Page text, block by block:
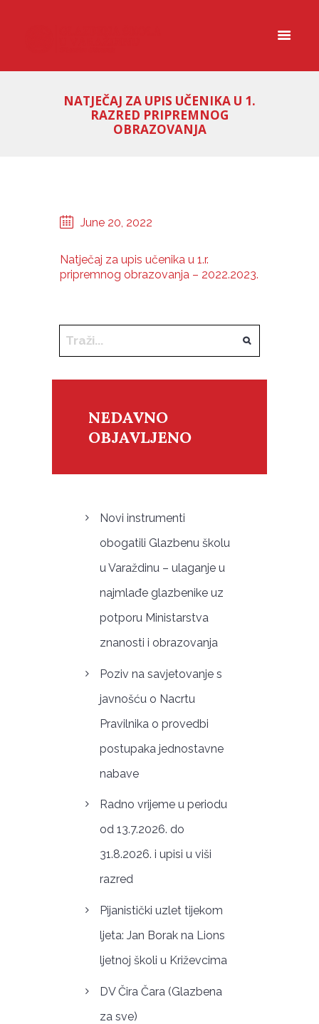
NATJEČAJ ZA UPIS UČENIKA U 1.
RAZRED PRIPREMNOG
OBRAZOVANJA
June 20, 2022
Natječaj za upis učenika u 1.r.
pripremnog obrazovanja – 2022.2023.
NEDAVNO
OBJAVLJENO
Novi instrumenti
obogatili Glazbenu školu
u Varaždinu – ulaganje u
najmlađe glazbenike uz
potporu Ministarstva
znanosti i obrazovanja
Poziv na savjetovanje s
javnošću o Nacrtu
Pravilnika o provedbi
postupaka jednostavne
nabave
Radno vrijeme u periodu
od 13.7.2026. do
31.8.2026. i upisi u viši
razred
Pijanistički uzlet tijekom
ljeta: Jan Borak na Lions
ljetnoj školi u Križevcima
DV Čira Čara (Glazbena
za sve)